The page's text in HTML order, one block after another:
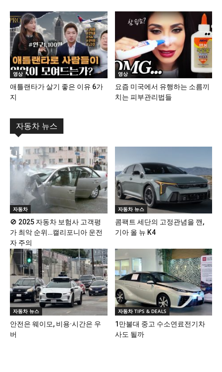
영상
애틀랜타가 살기 좋은 이유 6가
지
영상
요즘 미국에서 유행하는 소름끼
치는 피부관리법들
자동차 뉴스
자동차
🚫 2025 자동차 보험사 고객평
가 최악 순위…캘리포니아 운전
자 주의
자동차 뉴스
콤팩트 세단의 고정관념을 깬,
기아 올 뉴 K4
자동차 뉴스
안전은 웨이모, 비용·시간은 우
버
자동차 TIPS & DEALS
1만불대 중고 수소연료전기차
사도 될까